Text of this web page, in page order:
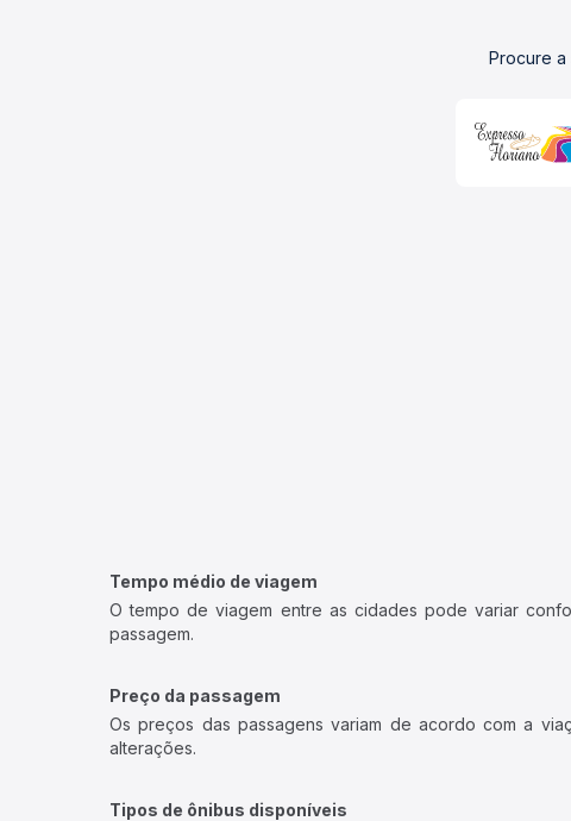
Procure
Tempo médio de viagem
O tempo de viagem entre as cidades pode variar
passagem.
Preço da passagem
Os preços das passagens variam de acordo com a
alterações.
Tipos de ônibus disponíveis